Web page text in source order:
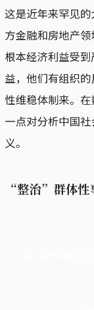
这是近年来罕见
方金融和房地产
根本经济利益受
益，他们有组织
性维稳体制来。
一点对分析中国
义。
“整治”群体性